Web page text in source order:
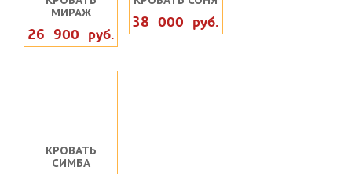
МИРАЖ
26 900 руб.
38 000 руб.
КРОВАТЬ
СИМБА